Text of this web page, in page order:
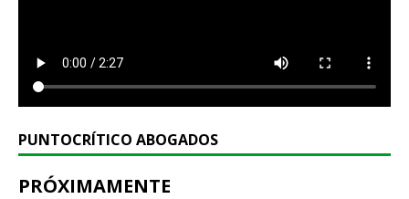
PUNTOCRÍTICO ABOGADOS
PRÓXIMAMENTE